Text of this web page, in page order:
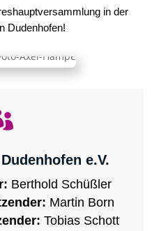
in der
Dudenhofen!
e.V.
Berthold Schüßler
Martin Born
Tobias Schott